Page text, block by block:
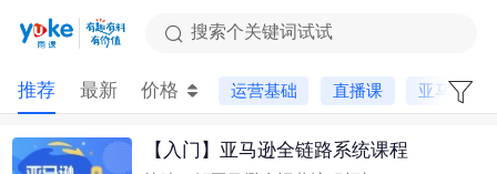
搜索个关键词试试
推荐 最新 价格 运营基础 直播课 亚马逊
【入门】亚马逊全链路系统课程